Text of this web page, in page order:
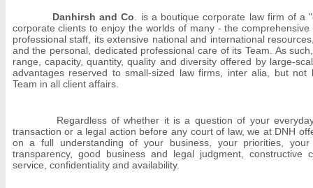
Danhirsh and Co . is a boutique corporate law firm of a
corporate clients to enjoy the worlds of many - the
professional staff, its extensive national and international
and the personal, dedicated professional care of its Team. As
range, capacity, quantity, quality and diversity offered by large-
advantages reserved to small-sized law firms, inter alia, but
Team in all client affairs.
Regardless of whether it is a question of your everyday
transaction or a legal action before any court of law, we at DNH
on a full understanding of your business, your priorities,
transparency, good business and legal judgment, constructive
service, confidentiality and availability.